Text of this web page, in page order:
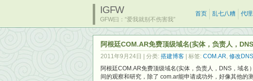
IGFW
GFW曰：“爱我就别不伤害我”
首页 乱七八糟 代
阿根廷COM.AR免费顶级域名(实体，负责人，
2011年9月24日 | 分类: 搭建博客 | 标签: COM.AR, 修改DNS
阿根廷COM.AR免费顶级域名(实体，负责人，DNS，域
间的观察和研究，除了 com.ar能申请成功外，好像其他